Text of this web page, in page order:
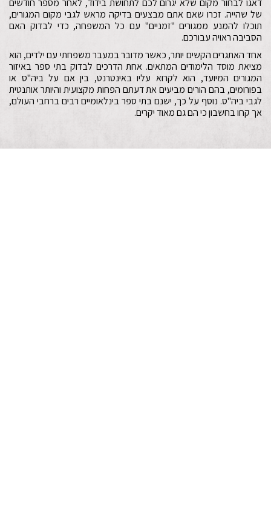
דאגו לבחור מקום שלא יגרום לכם לתחושת בידוד, לאחר מספר חודשים
של שהייה. זכרו שאם אתם מבצעים בדיקה מראש לגבי מקום המגורים,
תוכלו להמנע ממגורים "זמניים" עם כל המשפחה, כדי לבדוק האם
הסביבה ראויה עבורכם.
אחד האתגרים הקשים יותר, כאשר מדובר במעבר משפחתי עם ילדים, הוא
מציאת מוסד הלימודים המתאים. אחת הדרכים לבדוק בתי ספר באיזור
המגורים המיועד, הוא לקרוא עליו באינטרנט, בין אם על ביה"ס או
בפורומים, בהם הורים מביעים את דעתם הפחות מקצועית והיותר אותנטית
לגבי ביה"ס. נוסף על כך, ישנם בתי ספר בינלאומיים רבים ברחבי העולם,
אך קחו בחשבון כי הם גם מאוד יקרים.